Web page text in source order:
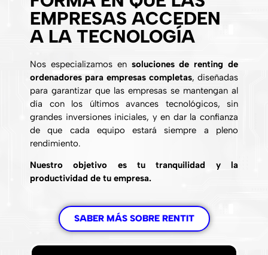
EMPRESAS ACCEDEN
A LA TECNOLOGÍA
Nos especializamos en soluciones de renting de
ordenadores para empresas completas, diseñadas
para garantizar que las empresas se mantengan al
día con los últimos avances tecnológicos, sin
grandes inversiones iniciales, y en dar la confianza
de que cada equipo estará siempre a pleno
rendimiento.
Nuestro objetivo es tu tranquilidad y la
productividad de tu empresa.
SABER MÁS SOBRE RENTIT